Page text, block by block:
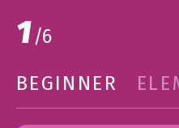
1/6
BEGINNER